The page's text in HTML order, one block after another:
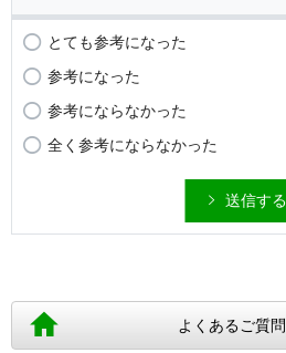
とても参考になった
参考になった
参考にならなかった
全く参考にならなかった
送信する
よくあるご質